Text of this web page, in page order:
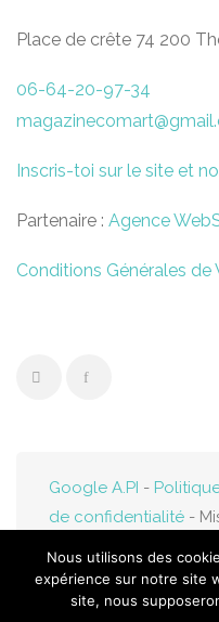
Place de crête 74 200
06-64-20-97-34
Inscris-toi sur le site et
Partenaire : Agence
Conditions Générales de
Google A.PI -
de confidentialité -
Savoie.fr
Nous utilisons des
expérience sur notre site
site, nous